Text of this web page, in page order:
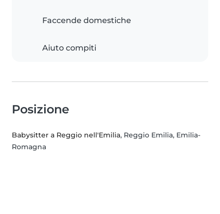
Faccende domestiche
Aiuto compiti
Posizione
Babysitter a Reggio nell'Emilia, Reggio Emilia, Emilia-
Romagna